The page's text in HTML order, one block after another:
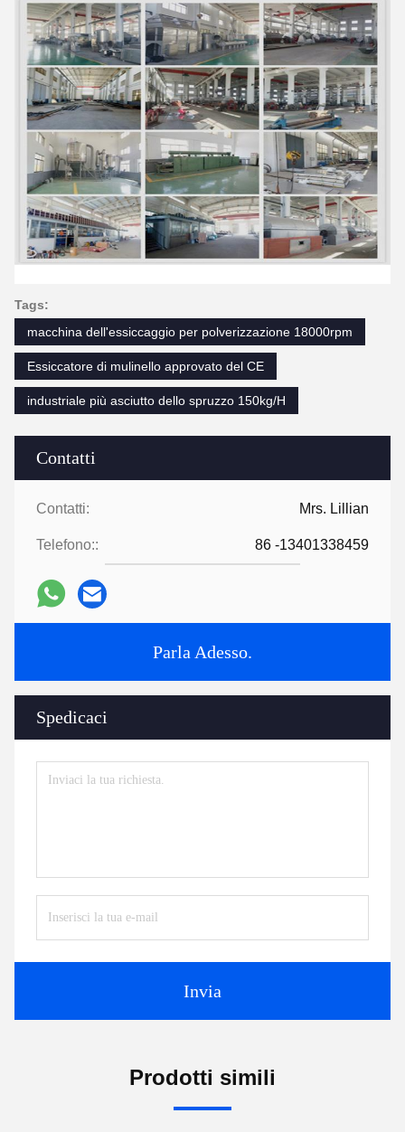
Contatti
Contatti: Mrs. Lillian
Telefono:: 86 -13401338459
Parla Adesso.
Spedicaci
Invia
Tags:
macchina dell'essiccaggio per polverizzazione 18000rpm
Essiccatore di mulinello approvato del CE
industriale più asciutto dello spruzzo 150kg/H
Prodotti simili